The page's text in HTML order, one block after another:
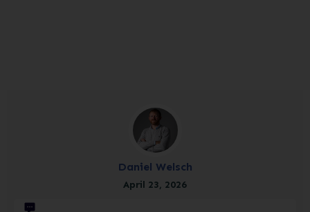
Daniel Welsch
April 23, 2026